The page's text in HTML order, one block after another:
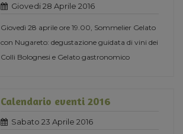
Giovedi 28 Aprile 2016
Giovedì 28 aprile ore 19.00, Sommelier Gelato
con Nugareto: degustazione guidata di vini dei
Colli Bolognesi e Gelato gastronomico
Calendario eventi 2016
Sabato 23 Aprile 2016